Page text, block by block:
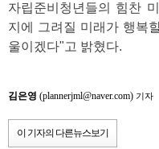
자립준비청년들의 힘찬
지에 그려질 미래가 행복
울이겠다"고 밝혔다.
김은영 (plannerjml@naver.com) 기자
이 기자의 다른뉴스보기